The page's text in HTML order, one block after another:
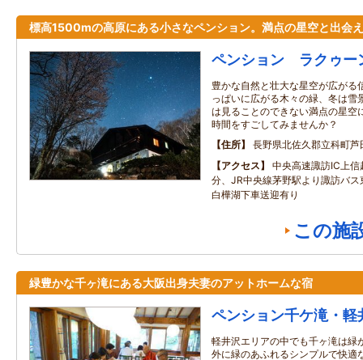
標高1500mの高原にある小さなペンション。満点の星空と出会
ペンション ラクゥー
豊かな自然と壮大な星空が広がる
っぱいに広がる木々の緑、冬は雪
は見ることのできない満点の星空
時間をすごしてみませんか？
住所
長野県北佐久郡立科町
アクセス
中央高速諏訪IC上
分、JR中央線茅野駅より諏訪バ
白樺湖下車送迎有り
この施
緑豊かな千ヶ滝にある大阪出身夫妻のアットホームな宿
ペンション千ケ滝・軽
軽井沢エリアの中でも千ヶ滝は緑
外に緑のあふれるシンプルで快適